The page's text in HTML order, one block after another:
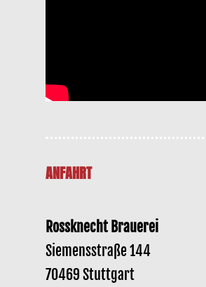
ANFAHRT
Rossknecht Brauerei
Siemensstraße 144
70469 Stuttgart